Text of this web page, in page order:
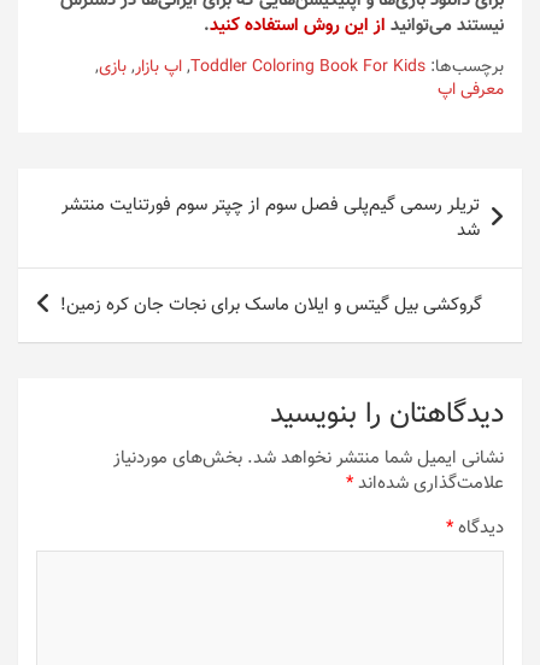
نیستند می‌توانید از این روش استفاده کنید.
برچسب‌ها: Toddler Coloring Book For Kids
,اپ بازار,بازی,
معرفی اپ
راهبری
نوشتهتریلر رسمی گیم‌پلی فصل سوم از چپتر سوم فورتنایت منتشر
شد
گروکشی بیل گیتس و ایلان ماسک برای نجات جان کره زمین!
دیدگاهتان را بنویسید
نشانی ایمیل شما منتشر نخواهد شد. بخش‌های موردنیاز
علامت‌گذاری شده‌اند*
دیدگاه*